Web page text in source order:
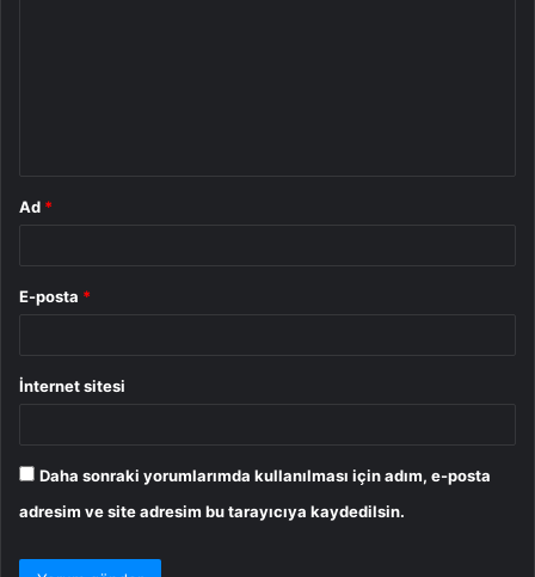
Ad *
E-posta *
İnternet sitesi
Daha sonraki yorumlarımda kullanılması için adım, e-posta
adresim ve site adresim bu tarayıcıya kaydedilsin.